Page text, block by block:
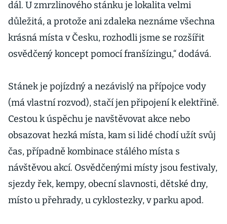
dál. U zmrzlinového stánku je lokalita velmi
důležitá, a protože ani zdaleka neznáme všechna
krásná místa v Česku, rozhodli jsme se rozšířit
osvědčený koncept pomocí franšízingu,“ dodává.
Stánek je pojízdný a nezávislý na přípojce vody
(má vlastní rozvod), stačí jen připojení k elektřině.
Cestou k úspěchu je navštěvovat akce nebo
obsazovat hezká místa, kam si lidé chodí užít svůj
čas, případně kombinace stálého místa s
návštěvou akcí. Osvědčenými místy jsou festivaly,
sjezdy řek, kempy, obecní slavnosti, dětské dny,
místo u přehrady, u cyklostezky, v parku apod.